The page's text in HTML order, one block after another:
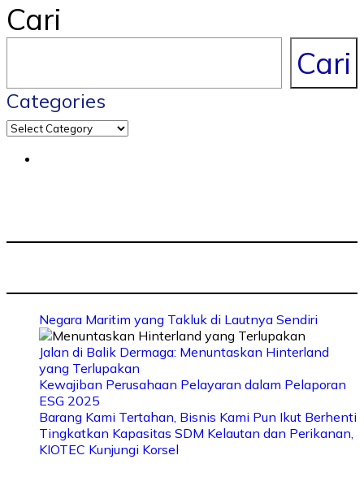
Cari
Cari
Categories
Negara Maritim yang Takluk di Lautnya Sendiri
Jalan di Balik Dermaga: Menuntaskan Hinterland
yang Terlupakan
Kewajiban Perusahaan Pelayaran dalam Pelaporan
ESG 2025
Barang Kami Tertahan, Bisnis Kami Pun Ikut Berhenti
Tingkatkan Kapasitas SDM Kelautan dan Perikanan,
KIOTEC Kunjungi Korsel